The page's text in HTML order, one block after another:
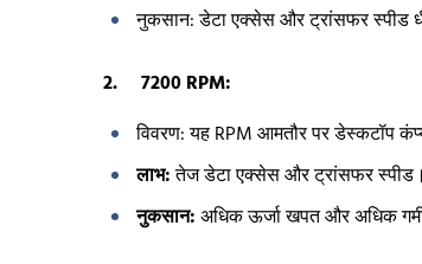
नुकसान: डेटा एक्सेस और ट्रांसफर स्पीड
2. 7200 RPM:
विवरण: यह RPM आमतौर पर डेस्कटॉप
लाभ:तेज डेटा एक्सेस और ट्रांसफर स्पीड।
नुकसान:अधिक ऊर्जा खपत और अधिक